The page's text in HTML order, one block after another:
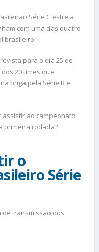
Série C estreia
com uma das quatro
brasileiro.
para o dia 25 de
20 times que
briga pela Série B e
assistir ao campeonato
primeira rodada?
o
Série
de transmissão dos